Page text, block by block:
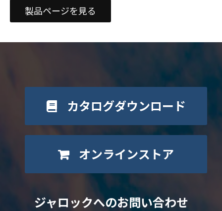
ジャロックコラム
採用情報
製品ページを見る
カタログダウンロード
オンラインストア
ジャロックへのお問い合わせ